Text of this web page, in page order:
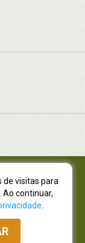
0001-19
0001-80
São Lourenço |
(41) 4009-3939
de visitas para
Ao continuar,